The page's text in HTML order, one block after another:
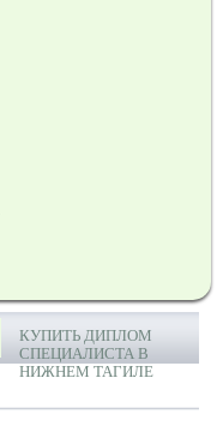
КУПИТЬ ДИПЛОМ
СПЕЦИАЛИСТА В
НИЖНЕМ ТАГИЛЕ